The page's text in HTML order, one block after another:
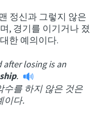
정신과 그렇지 않은
, 경기를 이기거나 졌
한 예의이다.
after losing is an
.
수를 하지 않은 것은
이다.